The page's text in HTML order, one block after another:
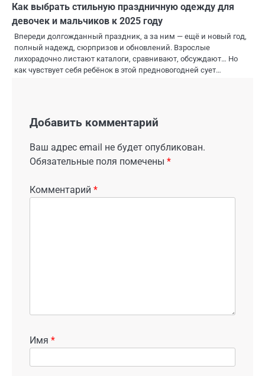
Как выбрать стильную праздничную одежду для
девочек и мальчиков к 2025 году
Впереди долгожданный праздник, а за ним — ещё и новый год,
полный надежд, сюрпризов и обновлений. Взрослые
лихорадочно листают каталоги, сравнивают, обсуждают… Но
как чувствует себя ребёнок в этой предновогодней сует…
Добавить комментарий
Ваш адрес email не будет опубликован.
Обязательные поля помечены *
Комментарий *
Имя *